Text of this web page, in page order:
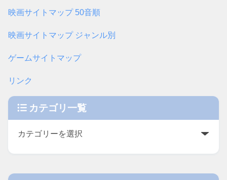
映画サイトマップ 50音順
映画サイトマップ ジャンル別
ゲームサイトマップ
リンク
カテゴリ一覧